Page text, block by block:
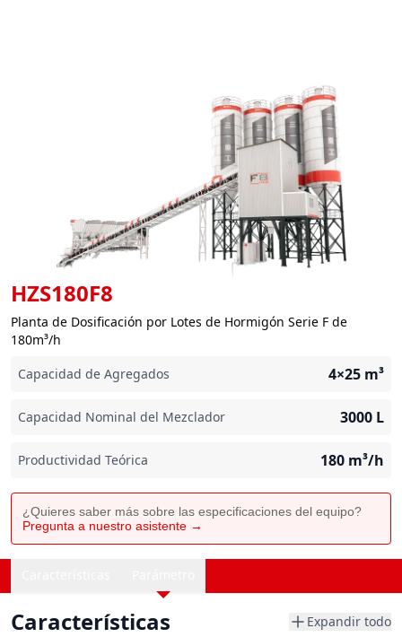
HZS180F8
Planta de Dosificación por Lotes de Hormigón Serie F de
180m³/h
Capacidad de Agregados
4×25 m³
Capacidad Nominal del Mezclador 3000 L
Productividad Teórica 180 m³/h
¿Quieres saber más sobre las especificaciones del equipo?
Pregunta a nuestro asistente →
Características Expandir todo